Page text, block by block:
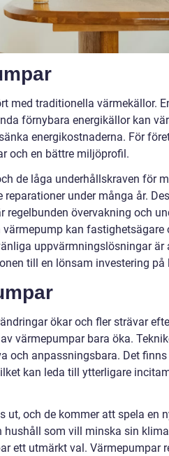
med traditionella värmekällor.
förnybara energikällor kan
energikostnaderna. För
och en bättre miljöprofil.
de låga underhållskraven för
under många år.
regelbunden övervakning och
kan fastighetsägare
uppvärmningslösningar
till en lönsam investering på
ökar och fler strävar
värmepumpar bara öka.
och anpassningsbara. Det
kan leda till ytterligare
ut, och de kommer att spela en
hushåll som vill minska sin
ett utmärkt val. Värmepumpar